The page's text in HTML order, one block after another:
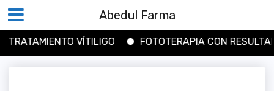
VÍTILIGO
FOTOTERAPIA CON RESULTADOS
Abedul Farma